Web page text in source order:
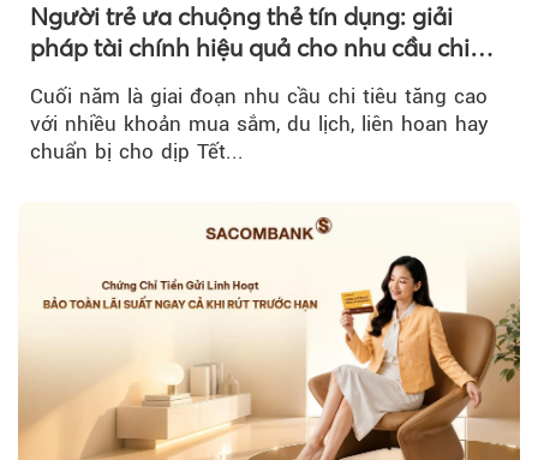
Người trẻ ưa chuộng thẻ tín dụng: giải
pháp tài chính hiệu quả cho nhu cầu chi
tiêu cuối năm
Cuối năm là giai đoạn nhu cầu chi tiêu tăng cao
với nhiều khoản mua sắm, du lịch, liên hoan hay
chuẩn bị cho dịp Tết...